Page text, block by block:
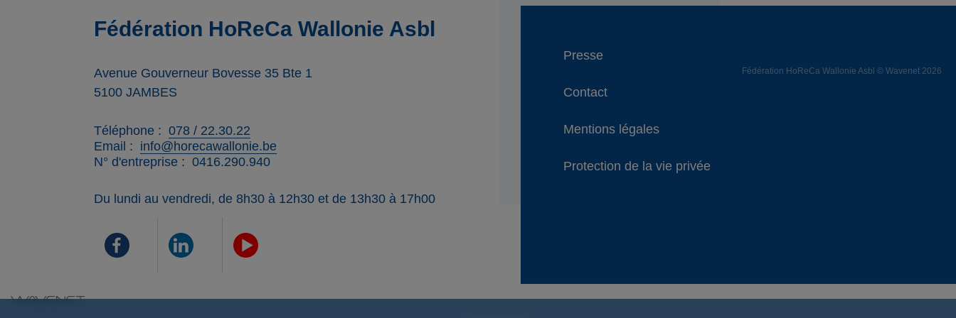
Fédération HoReCa Wallonie Asbl
Avenue Gouverneur Bovesse 35 Bte 1
5100 JAMBES
Téléphone
078 / 22.30.22
Email
info@horecawallonie.be
N° d'entreprise
0416.290.940
Du lundi au vendredi, de 8h30 à 12h30 et de 13h30 à 17h00
Presse
Contact
Mentions légales
Protection de la vie privée
Fédération HoReCa Wallonie Asbl © Wavenet 2026